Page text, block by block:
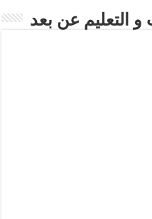
التعليم عن بعد